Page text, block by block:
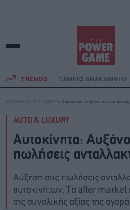
TRENDS: ΤΑΜΕΙΟ ΑΝΑΚΑΜΨΗΣ
ΑΡΧΙΚΗ » AUTO & LUXURY » Αυτοκίνητα: Αυξάνονται οι πωλήσεις
AUTO & LUXURY
Αυτοκίνητα:
πωλήσεις
Αύξηση στις πωλήσεις
αυτοκινήτων. Τα after market
της συνολικής αξίας της